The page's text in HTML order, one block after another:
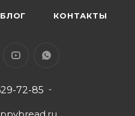
БЛОГ КОНТАКТЫ
72-85